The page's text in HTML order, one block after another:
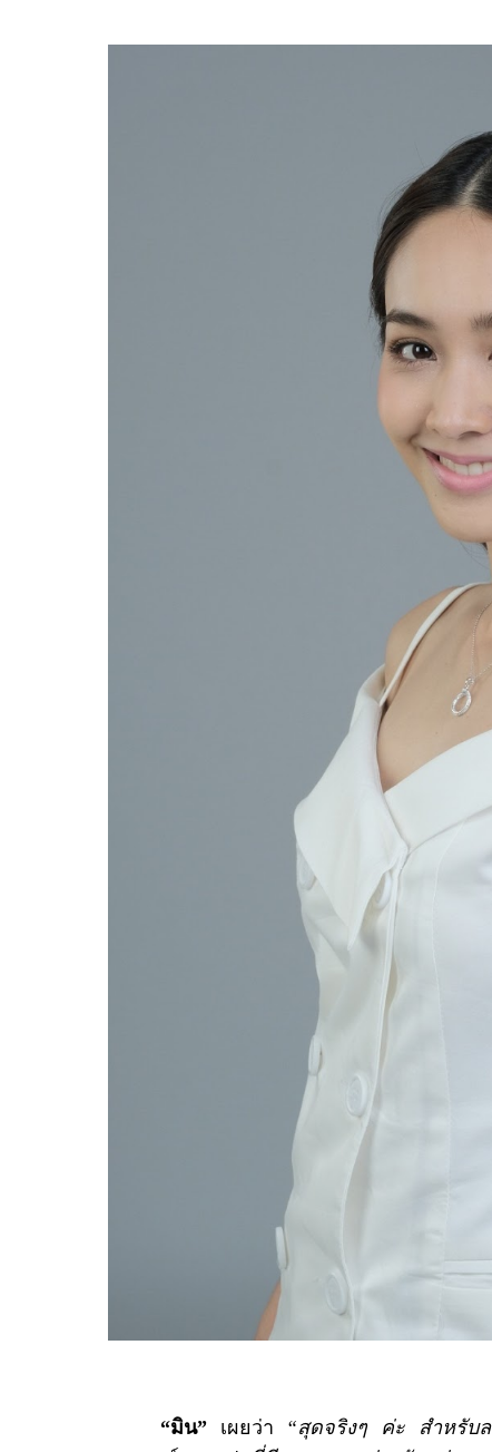
“มิน” เผยว่า “สุดจริงๆ ค่ะ สำหรับ